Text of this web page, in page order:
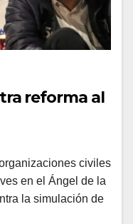
reforma al
civiles
en el Ángel de la
la simulación de